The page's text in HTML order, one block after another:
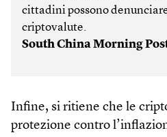
cittadini possono
criptovalute.
South China Morning
Infine, si ritiene che le
protezione contro